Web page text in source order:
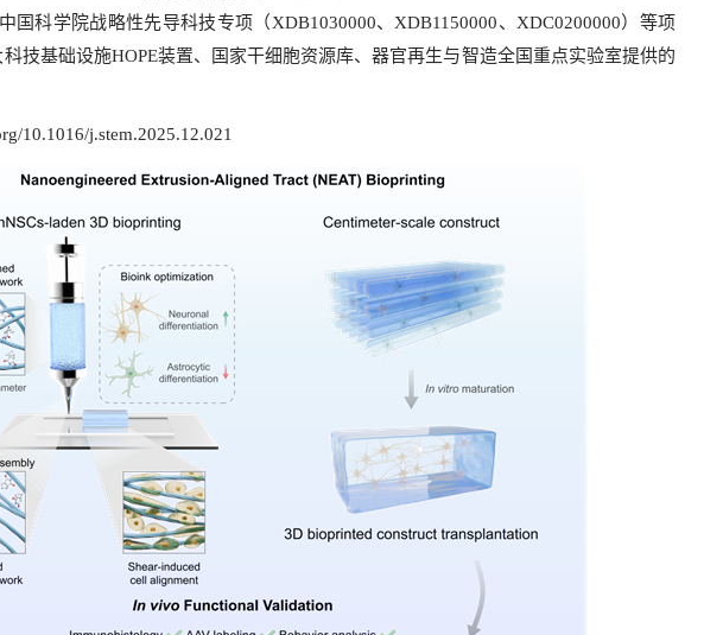
国科学院战略性先导科技专项（XDB1030000、XDB1150000、XDC0200000）等项
技基础设施HOPE装置、国家干细胞资源库、器官再生与智造全国重点实验室提供的
10.1016/j.stem.2025.12.021